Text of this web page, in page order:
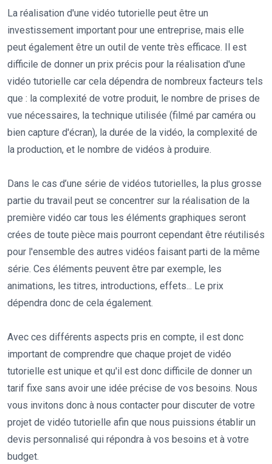
La réalisation d'une vidéo tutorielle peut être un
investissement important pour une entreprise, mais elle
peut également être un outil de vente très efficace. Il est
difficile de donner un prix précis pour la réalisation d'une
vidéo tutorielle car cela dépendra de nombreux facteurs tels
que : la complexité de votre produit, le nombre de prises de
vue nécessaires, la technique utilisée (filmé par caméra ou
bien capture d'écran), la durée de la vidéo, la complexité de
la production, et le nombre de vidéos à produire.
Dans le cas d’une série de vidéos tutorielles, la plus grosse
partie du travail peut se concentrer sur la réalisation de la
première vidéo car tous les éléments graphiques seront
crées de toute pièce mais pourront cependant être réutilisés
pour l'ensemble des autres vidéos faisant parti de la même
série. Ces éléments peuvent être par exemple, les
animations, les titres, introductions, effets... Le prix
dépendra donc de cela également.
Avec ces différents aspects pris en compte, il est donc
important de comprendre que chaque projet de vidéo
tutorielle est unique et qu'il est donc difficile de donner un
tarif fixe sans avoir une idée précise de vos besoins. Nous
vous invitons donc à nous contacter pour discuter de votre
projet de vidéo tutorielle afin que nous puissions établir un
devis personnalisé qui répondra à vos besoins et à votre
budget.